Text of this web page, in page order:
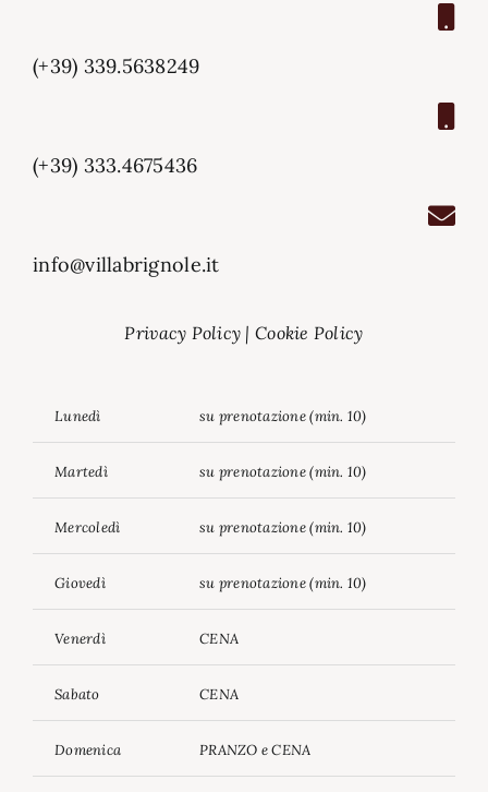
(+39) 339.5638249
(+39) 333.4675436
info@villabrignole.it
Privacy Policy |Cookie Policy
Lunedì su prenotazione (min. 10)
Martedì su prenotazione (min. 10)
Mercoledì su prenotazione (min. 10)
Giovedì su prenotazione (min. 10)
Venerdì CENA
Sabato CENA
Domenica PRANZO e CENA